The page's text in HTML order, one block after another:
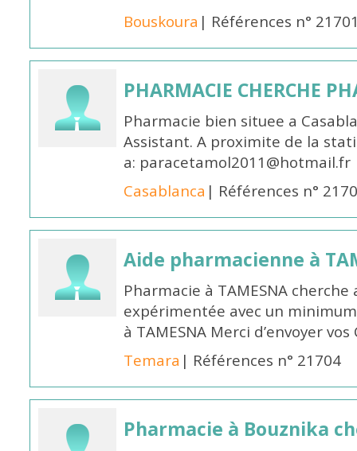
Bouskoura | Références n°
PHARMACIE CHERCHE
Pharmacie bien situee a
Assistant. A proximite de la
a: paracetamol2011@hotmail.fr
Casablanca | Références n°
Aide pharmacienne à
Pharmacie à TAMESNA
expérimentée avec un
à TAMESNA Merci d’envoyer
Temara | Références n° 21704
Pharmacie à Bouznika